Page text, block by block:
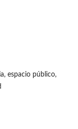
espacio público,